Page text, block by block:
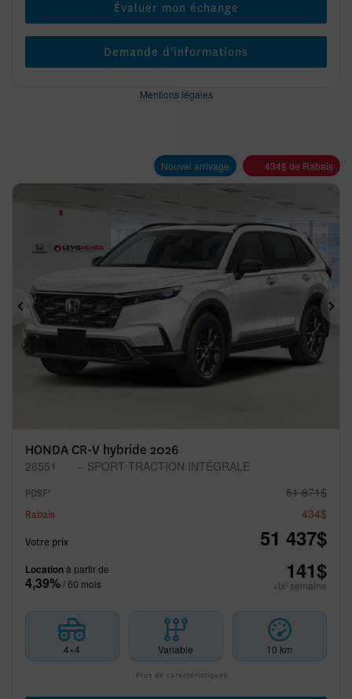
Évaluer mon échange
Demande d'informations
Mentions légales
Nouvel arrivage 434$ de Rabais
Précédent
HONDA CR-V hybride 2026
26551 – SPORT TRACTION INTÉGRALE
PDSF* 51 871$
Rabais 434$
Votre prix 51 437$
Locationà partir de
4,39%/ 60 mois 141$
+tx/ semaine
4×4 Variable 10 km
Plus de caractéristiques